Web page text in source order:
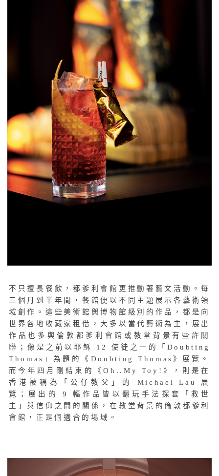
不只擅長餐飲，都爹利會館更推動著藝文活動。每
三個月到半年間，餐館便以不同主題展示各藝術領
域創作。這些美術館與博物館級別的作品，都是向
世界各地收藏家租借，大多以當代藝術為主，展出
作品也多與倫敦都爹利會館或教堂背景有些許關
聯；像是之前以耶穌 12 使徒之一的「Doubting
Thomas」為題的《Doubting Thomas》展覽。
而今年四月剛結束的《Oh..My Toy!》，則是在
香港被稱為「公仔教父」的 Michael Lau 展
覽；展出的 9 幅作品皆以翻玩手法探套「救世
主」與信仰之間的關係，在教堂背景的倫敦都爹利
會館，正是個適合的場域。